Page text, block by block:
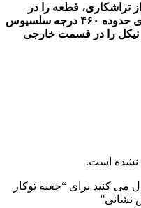
تراشکاری، قطعه را در
داخل یک دیگ حاوی مذابِ نیکل با دمای حدوده ۴۶۰ درجه سلسیوس
نیکل را در قسمت خارجی
نشده است.
می کنید برای “جعبه توکار
نشانی”